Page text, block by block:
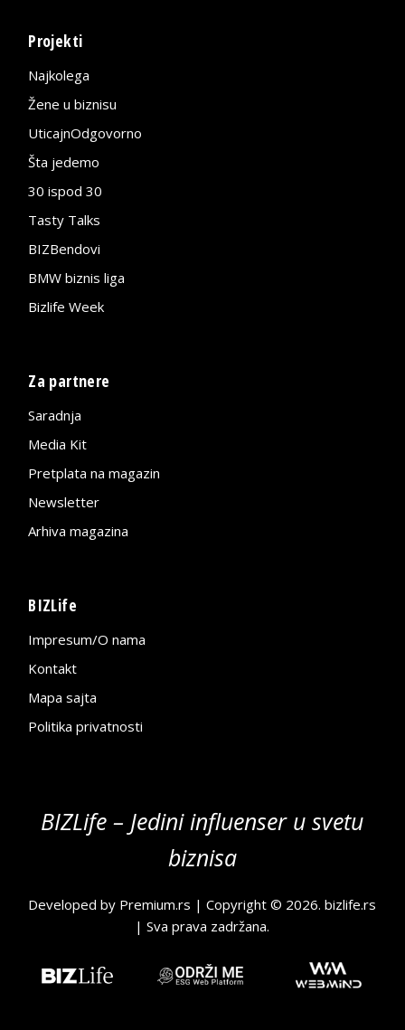
Projekti
Najkolega
Žene u biznisu
UticajnOdgovorno
Šta jedemo
30 ispod 30
Tasty Talks
BIZBendovi
BMW biznis liga
Bizlife Week
Za partnere
Saradnja
Media Kit
Pretplata na magazin
Newsletter
Arhiva magazina
BIZLife
Impresum/O nama
Kontakt
Mapa sajta
Politika privatnosti
BIZLife – Jedini influenser u svetu
biznisa
Developed by Premium.rs | Copyright © 2026.bizlife.rs
| Sva prava zadržana.